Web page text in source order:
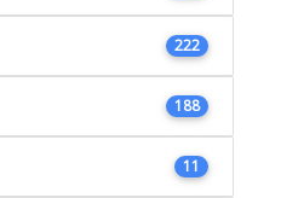
222
188
11